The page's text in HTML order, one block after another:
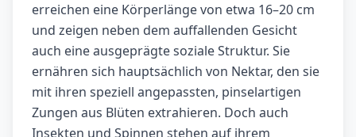
erreichen eine Körperlänge von etwa 16–20 cm
und zeigen neben dem auffallenden Gesicht
auch eine ausgeprägte soziale Struktur. Sie
ernähren sich hauptsächlich von Nektar, den sie
mit ihren speziell angepassten, pinselartigen
Zungen aus Blüten extrahieren. Doch auch
Insekten und Spinnen stehen auf ihrem